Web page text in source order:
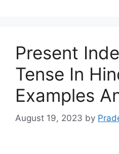
Present
Tense In
Examples
August 19, 2023 by